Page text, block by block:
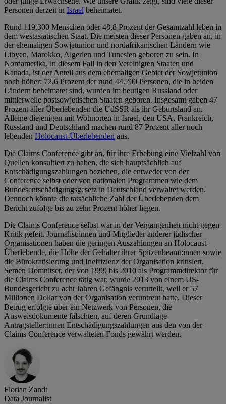
Personen derzeit in Israel beheimatet.
Rund 119.300 Menschen oder 48,8 Prozent der Gesamtzahl leben in
dem westasiatischen Staat. Die meisten dieser Personen gaben an, in
der ehemaligen Sowjetunion und nordafrikanischen Ländern wie
Libyen, Marokko, Algerien und Tunesien geboren zu sein. In
Nordamerika, in diesem Fall in den Vereinigten Staaten und
Kanada, ist der Anteil aus dem ehemaligen Gebiet der Sowjetunion
noch höher: 72,6 Prozent der rund 44.200 Personen, die in beiden
Ländern beheimatet sind, wurden im heutigen Russland oder
mittlerweile postsowjetischen Staaten geboren. Insgesamt gaben 47
Prozent aller Überlebenden die UdSSR als ihr Geburtsland an.
Alleine diejenigen mit Wohnorten in Israel, den USA, Frankreich,
Russland und Deutschland machen rund 87 Prozent aller noch
lebenden Holocaust-Überlebenden aus.
Die Claims Conference gibt an, für ihre Erhebung eine Vielzahl von
Quellen konsultiert zu haben, die sich hauptsächlich auf
Entschädigungszahlungen beziehen, die entweder von der
Conference selbst oder von nationalen Programmen wie dem
Bundesentschädigungsgesetz in Deutschland verwaltet werden.
Dennoch könnte die tatsächliche Zahl der Überlebenden dem
Bericht zufolge bis zu zehn Prozent höher liegen.
Die Claims Conference selbst war in der Vergangenheit nicht gegen
Kritik gefeit. Journalist:innen und Mitglieder anderer jüdischer
Organisationen haben die geringen Auszahlungen an Holocaust-
Überlebende, die Höhe der Gehälter ihrer Spitzenbeamt:innen sowie
die Bürokratisierung und Ineffizienz der Organisation kritisiert.
Semen Domnitser, der von 1999 bis 2010 als Programmdirektor für
die Claims Conference tätig war, wurde 2013 von einem US-
Bundesgericht zu acht Jahren Gefängnis verurteilt, weil er 57
Millionen Dollar von der Organisation veruntreut hatte. Dieser
Betrug erfolgte über ein Netzwerk von Personen, die
Ausweisdokumente fälschten, auf deren Grundlage
Antragsteller:innen Entschädigungszahlungen aus den von der
Claims Conference verwalteten Fonds gewährt werden.
Florian Zandt
Data Journalist